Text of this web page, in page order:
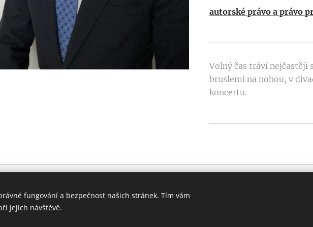
autorské právo a právo
Volný čas tráví nejčastěji
bruslemi na nohou, v
koncertu.
fungování a bezpečnost našich stránek. Tím vám
jejich návštěvě.